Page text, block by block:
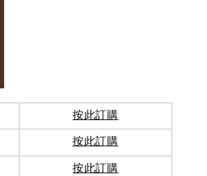
按此訂購
按此訂購
按此訂購